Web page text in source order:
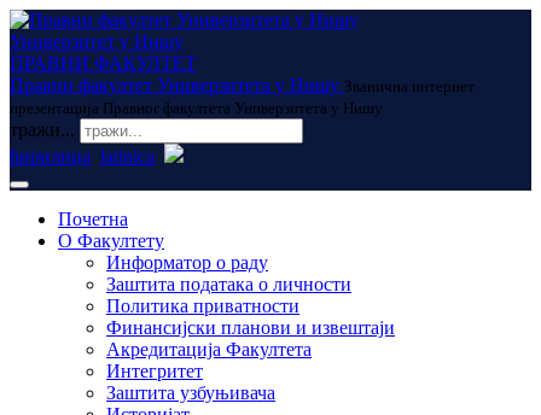
Универзитет у Нишу
ПРАВНИ ФАКУЛТЕТ
Правни факултет Универзитета у Нишу Званична интернет
презентација Правног факултета Универзитета у Нишу
тражи...
ћирилица latinica
Почетна
О Факултету
Информатор о раду
Заштита података о личности
Политика приватности
Финансијски планови и извештаји
Акредитација Факултета
Интегритет
Заштита узбуњивача